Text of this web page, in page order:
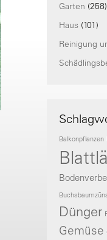
Garten (258)
Haus (101)
Reinigung
Balkonpflanzen
Dünger
Gemüse